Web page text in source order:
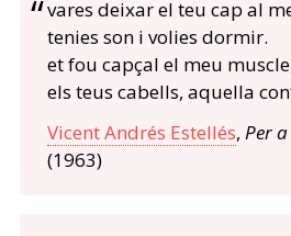
vares deixar el teu cap al
tenies son i volies dormir.
et fou capçal el meu
els teus cabells, aquella
Vicent Andrés Estellés, Per
(1963)